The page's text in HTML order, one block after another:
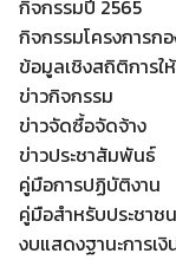
กิจกรรมปี 2565
กิจกรรมโครงการก
ข้อมูลเชิงสถิติการใ
ข่าวกิจกรรม
ข่าวจัดซื้อจัดจ้าง
ข่าวประชาสัมพันธ์
คู่มือการปฏิบัติงาน
คู่มือสำหรับประชาชน
งบแสดงฐานะการเงิ